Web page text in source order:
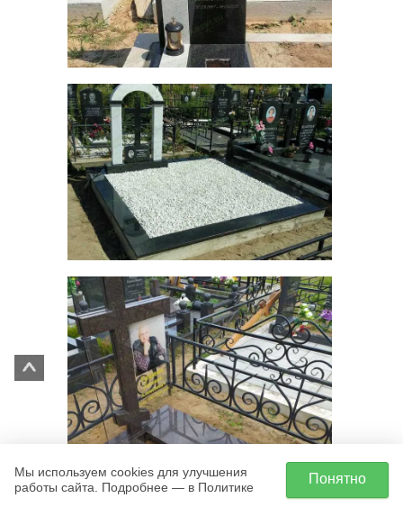
Мы используем cookies для улучшения
работы сайта. Подробнее — в Политике
Понятно